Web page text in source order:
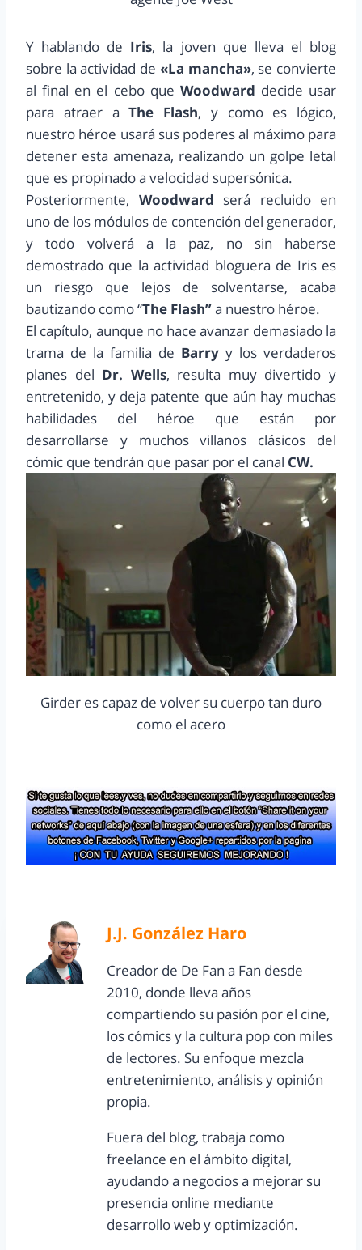
Y hablando de Iris, la joven que lleva el blog
sobre la actividad de «La mancha», se convierte
al final en el cebo que Woodward decide usar
para atraer aThe Flash, y como es lógico,
nuestro héroe usará sus poderes al máximo para
detener esta amenaza, realizando un golpe letal
que es propinado a velocidad supersónica.
Posteriormente, Woodward será recluido en
uno de los módulos de contención del generador,
y todo volverá a la paz, no sin haberse
demostrado que la actividad bloguera de Iris es
un riesgo que lejos de solventarse, acaba
bautizando como “The Flash”a nuestro héroe.
El capítulo, aunque no hace avanzar demasiado la
trama de la familia de Barry y los verdaderos
planes del Dr. Wells, resulta muy divertido y
entretenido, y deja patente que aún hay muchas
habilidades del héroe que están por
desarrollarse y muchos villanos clásicos del
cómic que tendrán que pasar por el canal CW.
Girder es capaz de volver su cuerpo tan duro
como el acero
J.J. González Haro
Creador de De Fan a Fan desde
2010, donde lleva años
compartiendo su pasión por el cine,
los cómics y la cultura pop con miles
de lectores. Su enfoque mezcla
entretenimiento, análisis y opinión
propia.
Fuera del blog, trabaja como
freelance en el ámbito digital,
ayudando a negocios a mejorar su
presencia online mediante
desarrollo web y optimización.